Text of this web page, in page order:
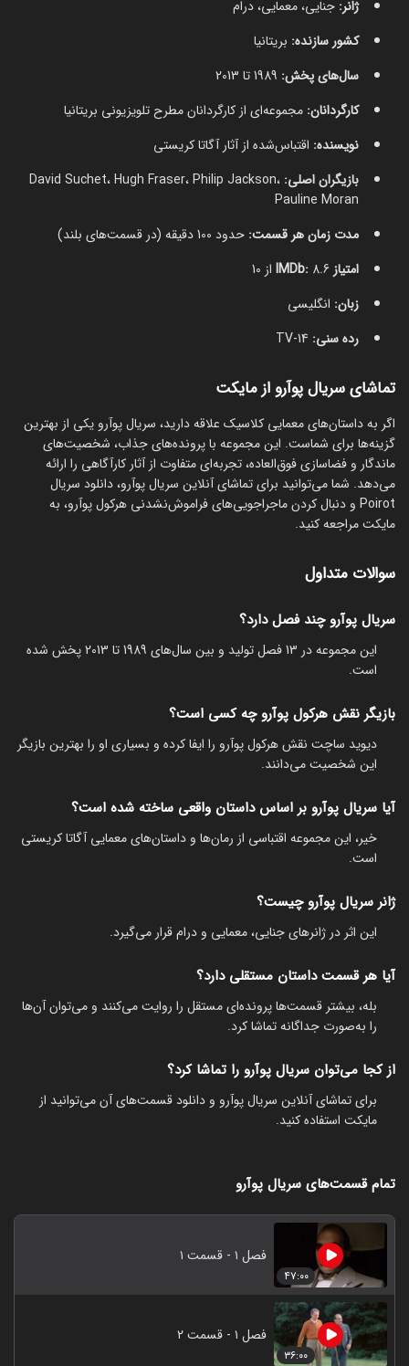
ژانر: جنایی، معمایی، درام
کشور سازنده: بریتانیا
سال‌های پخش:
کارگردانان: مجموعه‌ای از کارگردانان مطرح تلویزیونی بریتانیا
نویسنده: اقتباس‌شده از آثار آگاتا کریستی
بازیگران اصلی: David Suchet، Hugh Fraser، Philip Jackson،
Pauline Moran
مدت زمان هر قسمت: حدود 100 دقیقه (در قسمت‌های بلند)
امتیاز IMDb: 8.6 از 10
زبان: انگلیسی
رده سنی:
تماشای سریال پوآرو از مایکت
اگر به داستان‌های معمایی کلاسیک علاقه دارید، سریال پوآرو یکی از بهترین
گزینه‌ها برای شماست. این مجموعه با پرونده‌های جذاب، شخصیت‌های
ماندگار و فضاسازی فوق‌العاده، تجربه‌ای متفاوت از آثار کارآگاهی را ارائه
می‌دهد. شما می‌توانید برای تماشای آنلاین سریال پوآرو، دانلود سریال
Poirot و دنبال کردن ماجراجویی‌های فراموش‌نشدنی هرکول پوآرو، به
مایکت مراجعه کنید.
سوالات متداول
سریال پوآرو چند فصل دارد؟
این مجموعه در 13 فصل تولید و بین سال‌های 1989 تا 2013 پخش شده
است.
بازیگر نقش هرکول پوآرو چه کسی است؟
دیوید ساچت نقش هرکول پوآرو را ایفا کرده و بسیاری او را بهترین بازیگر
این شخصیت می‌دانند.
آیا سریال پوآرو بر اساس داستان واقعی ساخته شده است؟
خیر، این مجموعه اقتباسی از رمان‌ها و داستان‌های معمایی آگاتا کریستی
است.
ژانر سریال پوآرو چیست؟
این اثر در ژانرهای جنایی، معمایی و درام قرار می‌گیرد.
آیا هر قسمت داستان مستقلی دارد؟
بله، بیشتر قسمت‌ها پرونده‌ای مستقل را روایت می‌کنند و می‌توان آن‌ها
را به‌صورت جداگانه تماشا کرد.
از کجا می‌توان سریال پوآرو را تماشا کرد؟
برای تماشای آنلاین سریال پوآرو و دانلود قسمت‌های آن می‌توانید از
مایکت استفاده کنید.
تمام قسمت‌های سریال پوآرو
۴۷:۰۰
فصل ۱ - قسمت ۱
۳۶:۰۰
فصل ۱ - قسمت ۲